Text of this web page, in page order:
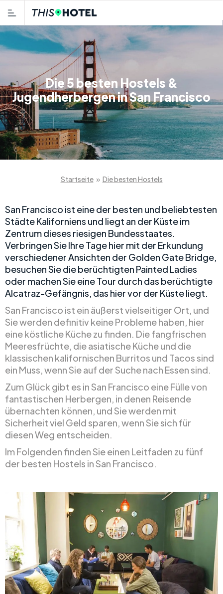
Die 5 besten Hostels &
Jugendherbergen in San Francisco
Startseite » Die besten Hostels
San Francisco ist eine der besten und beliebtesten
Städte Kaliforniens und liegt an der Küste im
Zentrum dieses riesigen Bundesstaates.
Verbringen Sie Ihre Tage hier mit der Erkundung
verschiedener Ansichten der Golden Gate Bridge,
besuchen Sie die berüchtigten Painted Ladies
oder machen Sie eine Tour durch das berüchtigte
Alcatraz-Gefängnis, das hier vor der Küste liegt.
San Francisco ist ein äußerst vielseitiger Ort, und
Sie werden definitiv keine Probleme haben, hier
eine köstliche Küche zu finden. Die fangfrischen
Meeresfrüchte, die asiatische Küche und die
klassischen kalifornischen Burritos und Tacos sind
ein Muss, wenn Sie auf der Suche nach Essen sind.
Zum Glück gibt es in San Francisco eine Fülle von
fantastischen Herbergen, in denen Reisende
übernachten können, und Sie werden mit
Sicherheit viel Geld sparen, wenn Sie sich für
diesen Weg entscheiden.
Im Folgenden finden Sie einen Leitfaden zu fünf
der besten Hostels in San Francisco.